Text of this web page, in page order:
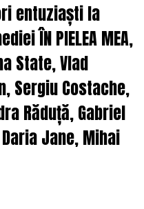
entuziaști la
ÎN PIELEA MEA,
State, Vlad
Sergiu Costache,
Răduță, Gabriel
Jane, Mihai